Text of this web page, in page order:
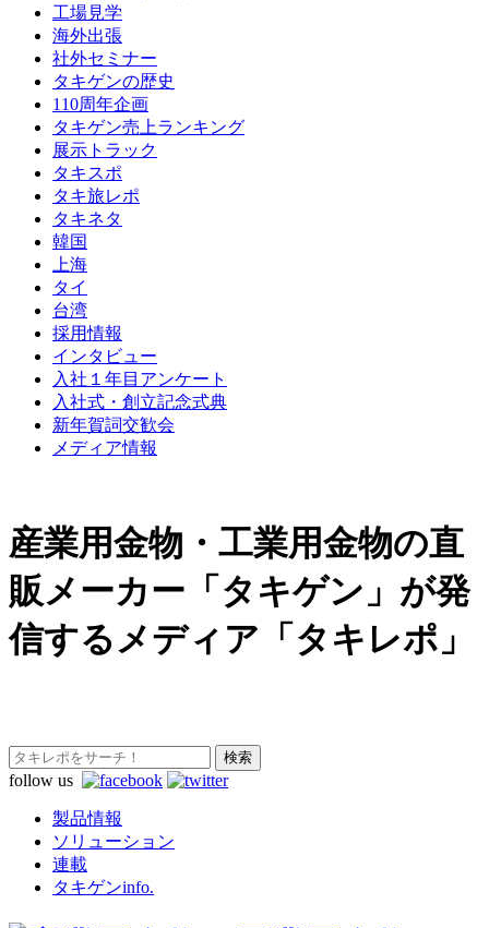
工場見学
海外出張
社外セミナー
タキゲンの歴史
110周年企画
タキゲン売上ランキング
展示トラック
タキスポ
タキ旅レポ
タキネタ
韓国
上海
タイ
台湾
採用情報
インタビュー
入社１年目アンケート
入社式・創立記念式典
新年賀詞交歓会
メディア情報
産業用金物・工業用金物の直
販メーカー「タキゲン」が発
信するメディア「タキレポ」
follow us
製品情報
ソリューション
連載
タキゲンinfo.